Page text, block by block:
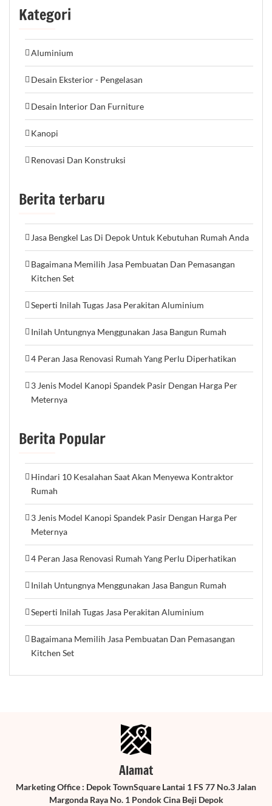
Kategori
Aluminium
Desain Eksterior - Pengelasan
Desain Interior Dan Furniture
Kanopi
Renovasi Dan Konstruksi
Berita terbaru
Jasa Bengkel Las Di Depok Untuk Kebutuhan Rumah Anda
Bagaimana Memilih Jasa Pembuatan Dan Pemasangan
Kitchen Set
Seperti Inilah Tugas Jasa Perakitan Aluminium
Inilah Untungnya Menggunakan Jasa Bangun Rumah
4 Peran Jasa Renovasi Rumah Yang Perlu Diperhatikan
3 Jenis Model Kanopi Spandek Pasir Dengan Harga Per
Meternya
Berita Popular
Hindari 10 Kesalahan Saat Akan Menyewa Kontraktor
Rumah
3 Jenis Model Kanopi Spandek Pasir Dengan Harga Per
Meternya
4 Peran Jasa Renovasi Rumah Yang Perlu Diperhatikan
Inilah Untungnya Menggunakan Jasa Bangun Rumah
Seperti Inilah Tugas Jasa Perakitan Aluminium
Bagaimana Memilih Jasa Pembuatan Dan Pemasangan
Kitchen Set
Alamat
Marketing Office : Depok TownSquare Lantai 1 FS 77 No.3 Jalan
Margonda Raya No. 1 Pondok Cina Beji Depok